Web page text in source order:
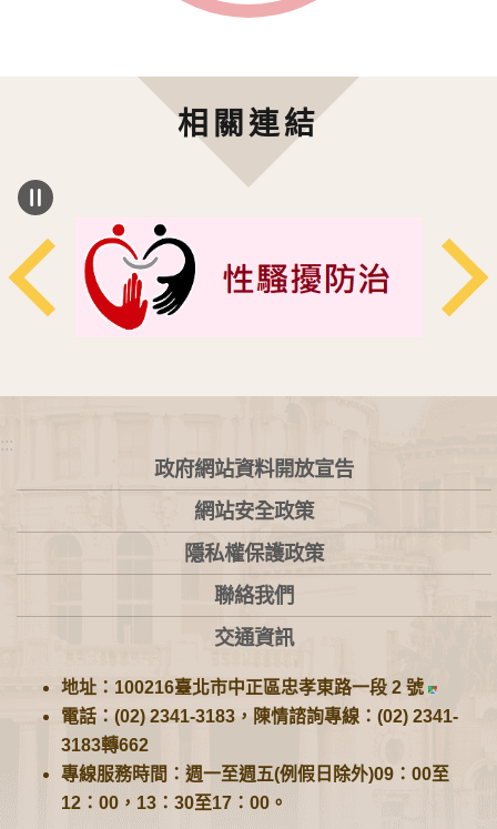
相關連結
:::
政府網站資料開放宣告
網站安全政策
隱私權保護政策
聯絡我們
交通資訊
地址：100216臺北市中正區忠孝東路一段 2 號
電話：(02) 2341-3183，陳情諮詢專線：(02) 2341-
3183轉662
專線服務時間：週一至週五(例假日除外)09：00至
12：00，13：30至17：00。